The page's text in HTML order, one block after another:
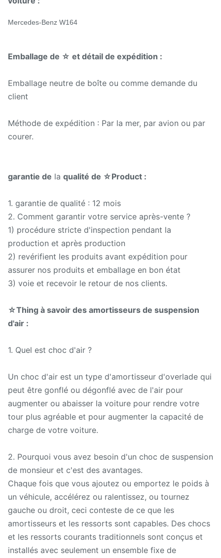
Avantage :
sûr de paiement
Les services de garantie
Méthode de
paiement :
T/T, Western Union,
Mercedes-Benz W164
Emballage de ☆ et détail de expédition :
Emballage neutre de boîte ou comme demande du
client
Méthode de expédition : Par la mer, par avion ou par
courer.
garantie de la qualité de ☆Product :
1. garantie de qualité : 12 mois
2. Comment garantir votre service après-vente ?
1) procédure stricte d'inspection pendant la
production et après production
2) revérifient les produits avant expédition pour
assurer nos produits et emballage en bon état
3) voie et recevoir le retour de nos clients.
☆Thing à savoir des amortisseurs de suspension
d'air :
1. Quel est choc d'air ?
Un choc d'air est un type d'amortisseur d'overlade qui
peut être gonflé ou dégonflé avec de l'air pour
augmenter ou abaisser la voiture pour rendre votre
tour plus agréable et pour augmenter la capacité de
charge de votre voiture.
2. Pourquoi vous avez besoin d'un choc de suspension
de monsieur et c'est des avantages.
Chaque fois que vous ajoutez ou emportez le poids à
un véhicule, accélérez ou ralentissez, ou tournez
gauche ou droit, ceci conteste de ce que les
amortisseurs et les ressorts sont capables. Des chocs
et les ressorts courants traditionnels sont conçus et
installés avec seulement un ensemble fixe de